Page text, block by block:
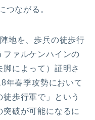
つながる。
地を、歩兵の徒歩行
ファルケンハインの
によって）証明さ
年春季攻勢において
歩行軍で」という
破が可能になるに